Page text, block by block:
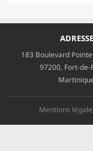
ADRESSE
183 Boulevard
97200, Fort-de-
Mentions